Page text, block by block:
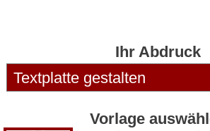
Ihr Abdruck
Vorlage